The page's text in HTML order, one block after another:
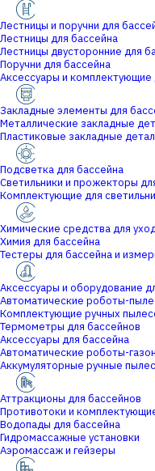
Лестницы и поручни для
Лестницы для бассейна
Лестницы двусторонние для
Поручни для бассейна
Аксессуары и комплектующие
Закладные элементы для
Металлические закладные
Пластиковые закладные
Подсветка для бассейна
Светильники и прожекторы
Комплектующие для
Химические средства для
Химия для бассейна
Тестеры для бассейна и
Аксессуары и оборудование
Автоматические роботы-
Комплектующие ручных
Термометры для бассейнов
Аксессуары для бассейна
Автоматические роботы-
Аккумуляторные ручные
Аттракционы для бассейнов
Противотоки и
Водопады для бассейна
Гидромассажные установки
Аэромассаж и гейзеры